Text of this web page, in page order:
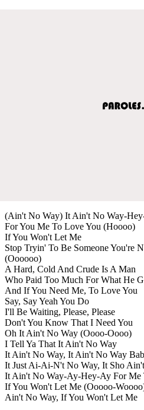
(Ain't No Way) It Ain't No Way-
For You Me To Love You (Hoooo)
If You Won't Let Me
Stop Tryin' To Be Someone You're
(Oooooo)
A Hard, Cold And Crude Is A Man
Who Paid Too Much For What He
And If You Need Me, To Love You
Say, Say Yeah You Do
I'll Be Waiting, Please, Please
Don't You Know That I Need You
Oh It Ain't No Way (Oooo-Oooo)
I Tell Ya That It Ain't No Way
It Ain't No Way, It Ain't No Way
It Just Ai-Ai-N't No Way, It Sho
It Ain't No Way-Ay-Hey-Ay For Me
If You Won't Let Me (Ooooo-
Ain't No Way, If You Won't Let Me